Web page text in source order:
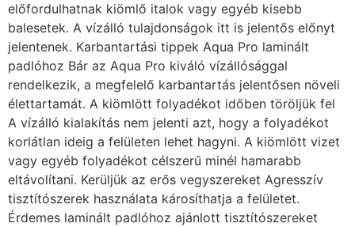
előfordulhatnak kiömlő italok vagy egyéb kisebb
balesetek. A vízálló tulajdonságok itt is jelentős előnyt
jelentenek. Karbantartási tippek Aqua Pro laminált
padlóhoz Bár az Aqua Pro kiváló vízállósággal
rendelkezik, a megfelelő karbantartás jelentősen növeli
élettartamát. A kiömlött folyadékot időben töröljük fel
A vízálló kialakítás nem jelenti azt, hogy a folyadékot
korlátlan ideig a felületen lehet hagyni. A kiömlött vizet
vagy egyéb folyadékot célszerű minél hamarabb
eltávolítani. Kerüljük az erős vegyszereket Agresszív
tisztítószerek használata károsíthatja a felületet.
Érdemes laminált padlóhoz ajánlott tisztítószereket